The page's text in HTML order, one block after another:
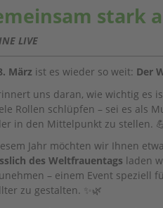
stark
LIVE
März ist es wieder so weit: Der
uns daran, wie wichtig es
Rollen schlüpfen – sei es als
in den Mittelpunkt zu stellen.
Jahr möchten wir Ihnen
des Weltfrauentags laden
– einem Event speziell
zu gestalten. ✨🌿